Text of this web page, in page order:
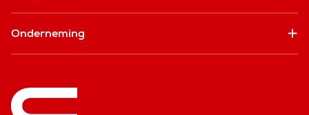
Onderneming